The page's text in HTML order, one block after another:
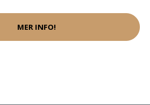
MER INFO!